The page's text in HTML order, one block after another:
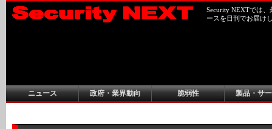
Security NEXTでは
ースを日刊でお届け
ニュース 政府・業界動向 脆弱性 製品・サ